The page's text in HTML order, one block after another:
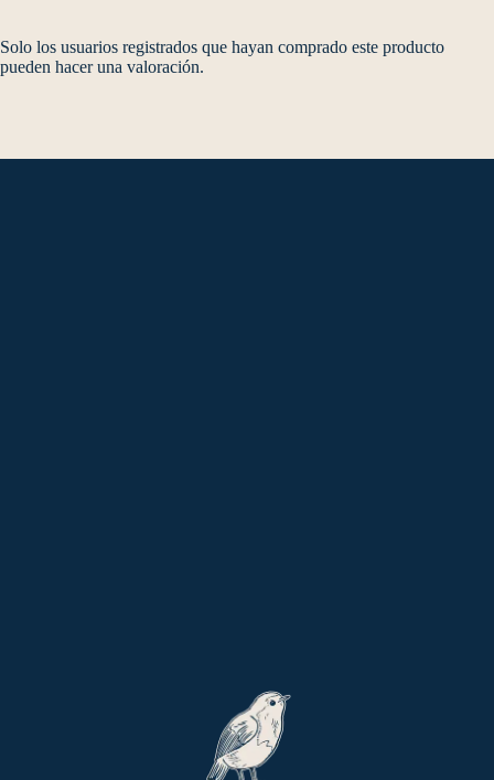
Solo los usuarios registrados que hayan comprado este producto
pueden hacer una valoración.